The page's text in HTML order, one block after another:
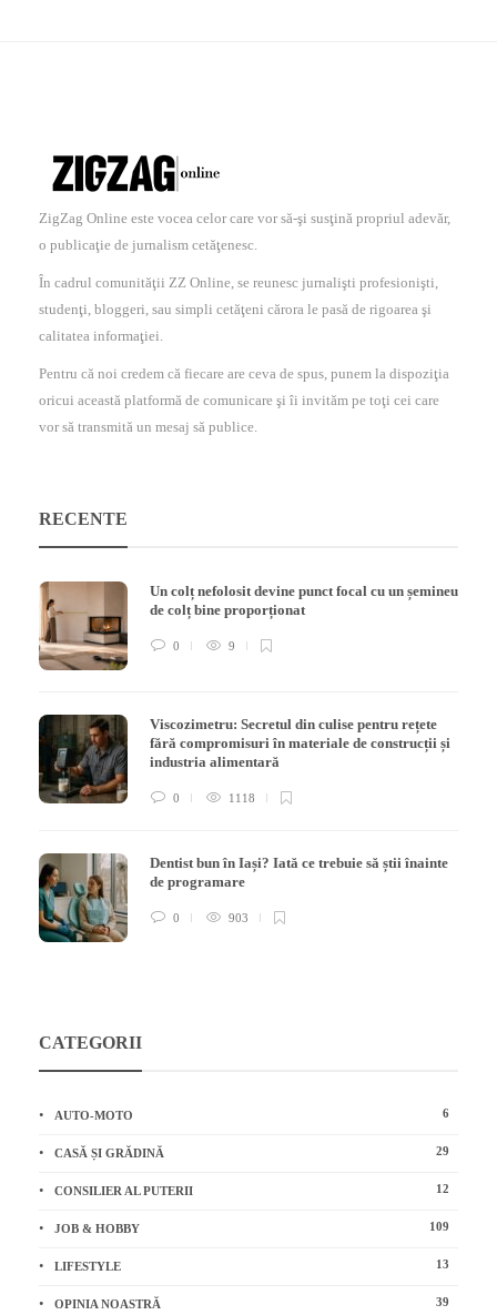
ZigZag Online este vocea celor care vor să-şi susţină propriul adevăr,
o publicaţie de jurnalism cetăţenesc.
În cadrul comunităţii ZZ Online, se reunesc jurnalişti profesionişti,
studenţi, bloggeri, sau simpli cetăţeni cărora le pasă de rigoarea şi
calitatea informaţiei.
Pentru că noi credem că fiecare are ceva de spus, punem la dispoziţia
oricui această platformă de comunicare şi îi invităm pe toţi cei care
vor să transmită un mesaj să publice.
RECENTE
Un colț nefolosit devine punct focal cu un șemineu
de colț bine proporționat
0 9
Viscozimetru: Secretul din culise pentru rețete
fără compromisuri în materiale de construcții și
industria alimentară
0 1118
Dentist bun în Iași? Iată ce trebuie să știi înainte
de programare
0 903
CATEGORII
AUTO-MOTO 6
CASĂ ȘI GRĂDINĂ 29
CONSILIER AL PUTERII 12
JOB & HOBBY 109
LIFESTYLE 13
OPINIA NOASTRĂ 39